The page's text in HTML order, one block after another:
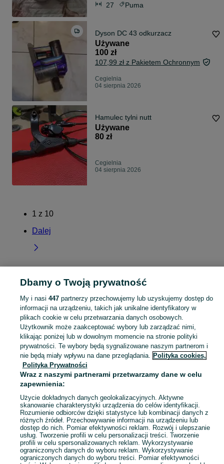
27 Puma
Dyson DC 43 odkurzacz
Używane
100 zł
107,99 zł z Pakietem Ochronnym
Cegielnia
04 sierpnia 2026
Hamulec tylni nutt
Używane
80 zł
Cegielnia
04 sierpnia 2026
1 z 10
Dalej
Strona główna Świętokrzyskie Cegielnia
KATEGORIA
Skorzystaj z największego serwisu ogłoszeniowego - Cegielnia i okolice! Kupuj to, czego pragniesz i sprzedawaj to, czego już nie potrzebujesz! Zobacz
Mapa kategorii
Mapa miejscowości
Mapa ministron
Popularne wyszukiwania
Dbamy o Twoją prywatność
My i nasi 447partnerzy przechowujemy lub uzyskujemy dostęp do
informacji na urządzeniu, takich jak unikalne identyfikatory w
plikach cookie w celu przetwarzania danych osobowych.
Użytkownik może zaakceptować wybory lub zarządzać nimi,
klikając poniżej lub w dowolnym momencie na stronie polityki
prywatności. Te wybory będą sygnalizowane naszym partnerom i
nie będą miały wpływu na dane przeglądania. Polityka cookies,
Polityka Prywatności
Wraz z naszymi partnerami przetwarzamy dane w celu
zapewnienia:
Użycie dokładnych danych geolokalizacyjnych. Aktywne
skanowanie charakterystyki urządzenia do celów identyfikacji.
Rozumienie odbiorców dzięki statystyce lub kombinacji danych z
różnych źródeł. Przechowywanie informacji na urządzeniu lub
dostęp do nich. Pomiar efektywności reklam. Rozwój i ulepszanie
usług. Tworzenie profili w celu personalizacji treści. Tworzenie
profili w celu spersonalizowanych reklam. Wykorzystywanie
ograniczonych danych do wyboru reklam. Wykorzystywanie
ograniczonych danych do wyboru treści. Pomiar efektywności